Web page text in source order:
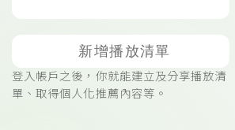
新增播放清單
登入帳戶之後，你就能建立及分享播放清
單、取得個人化推薦內容等。